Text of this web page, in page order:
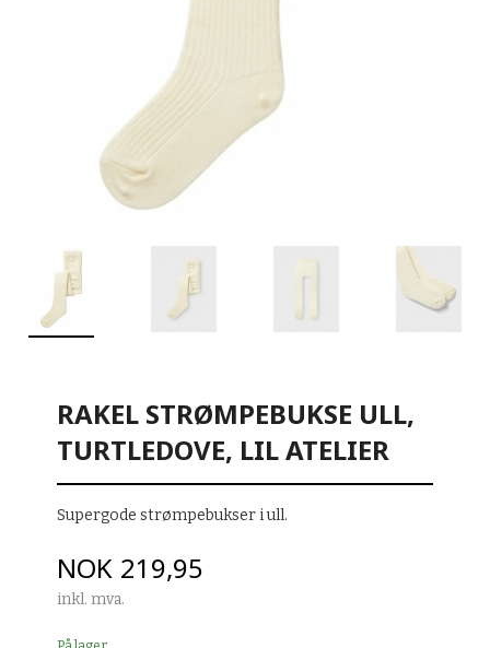
RAKEL STRØMPEBUKSE ULL,
TURTLEDOVE, LIL ATELIER
Supergode strømpebukser i ull.
Pris
NOK 219,95
inkl. mva.